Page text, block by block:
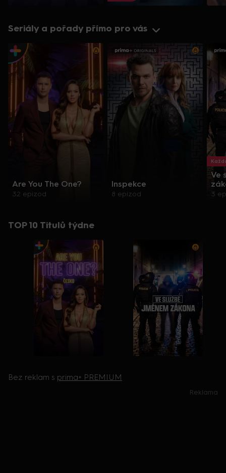
Seriály a pořady přímo pro vás
Are You The One?
32 epizod
Inspekce
8 epizod
Ve
3
TOP 10 Titulů týdne
Bez reklam s prima+ PREMIUM
Reklama